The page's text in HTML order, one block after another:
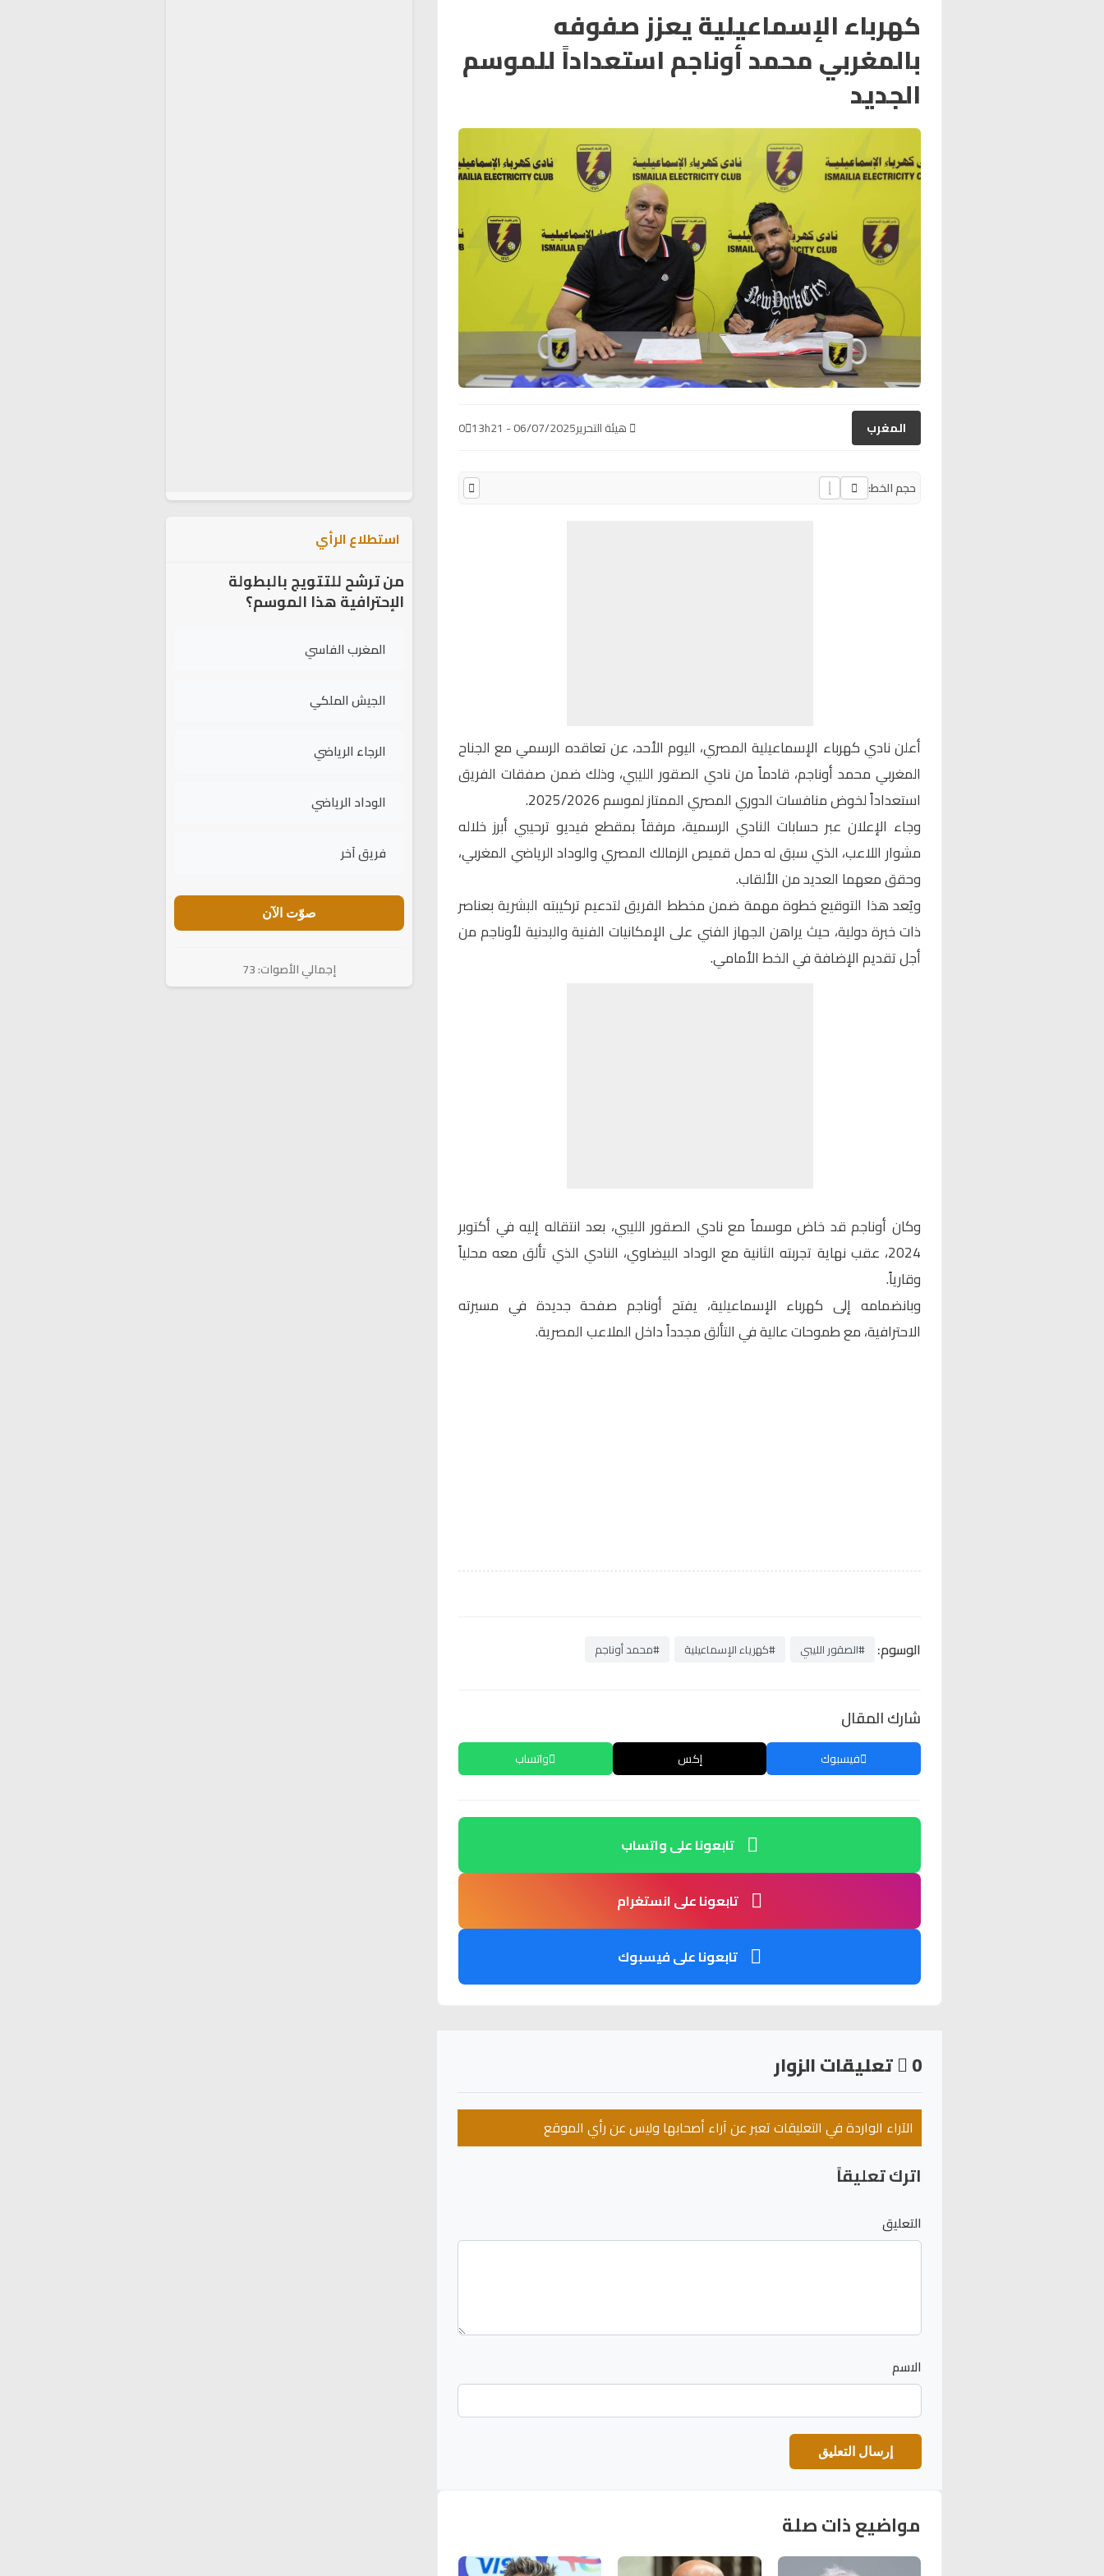
كهرباء الإسماعيلية يعزز صفوفه
بالمغربي محمد أوناجم استعداداً للموسم
الجديد
المغرب هيئة التحرير06/07/2025 - 13h21
0
حجم الخط:
أعلن نادي كهرباء الإسماعيلية المصري، اليوم الأحد، عن تعاقده الرسمي مع الجناح
المغربي محمد أوناجم، قادماً من نادي الصقور الليبي، وذلك ضمن صفقات الفريق
استعداداً لخوض منافسات الدوري المصري الممتاز لموسم 2025/2026.
وجاء الإعلان عبر حسابات النادي الرسمية، مرفقاً بمقطع فيديو ترحيبي أبرز خلاله
مشوار اللاعب، الذي سبق له حمل قميص الزمالك المصري والوداد الرياضي المغربي،
وحقق معهما العديد من الألقاب.
ويُعد هذا التوقيع خطوة مهمة ضمن مخطط الفريق لتدعيم تركيبته البشرية بعناصر
ذات خبرة دولية، حيث يراهن الجهاز الفني على الإمكانيات الفنية والبدنية لأوناجم من
أجل تقديم الإضافة في الخط الأمامي.
وكان أوناجم قد خاض موسماً مع نادي الصقور الليبي، بعد انتقاله إليه في أكتوبر
2024، عقب نهاية تجربته الثانية مع الوداد البيضاوي، النادي الذي تألق معه محلياً
وقارياً.
وبانضمامه إلى كهرباء الإسماعيلية، يفتح أوناجم صفحة جديدة في مسيرته
الاحترافية، مع طموحات عالية في التألق مجدداً داخل الملاعب المصرية.
الوسوم: #الصقور الليبي #كهرياء الإسماعيلية #محمد أوناجم
شارك المقال
فيسبوك إكس واتساب
تابعونا على واتساب
تابعونا على انستغرام
تابعونا على فيسبوك
0 تعليقات الزوار
الآراء الواردة في التعليقات تعبر عن آراء أصحابها وليس عن رأي الموقع
اترك تعليقاً
التعليق
الاسم
مواضيع ذات صلة
استطلاع الرأي
من ترشح للتتويج بالبطولة
الإحترافية هذا الموسم؟
المغرب الفاسي
الجيش الملكي
الرجاء الرياضي
الوداد الرياضي
فريق آخر
صوّت الآن
إجمالي الأصوات: 73